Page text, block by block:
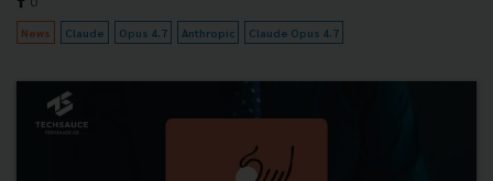
News Claude Opus 4.7 Anthropic Claude Opus 4.7